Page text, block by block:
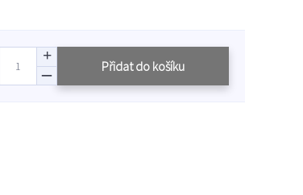
Přidat do košíku